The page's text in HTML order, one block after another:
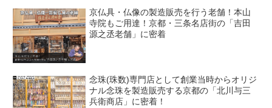
京仏具・仏像の製造販売を行う老舗！本山
寺院もご用達！京都・三条名店街の「吉田
源之丞老舗」に密着
念珠(珠数)専門店として創業当時からオリジ
ナル念珠を製造販売する京都の「北川与三
兵衛商店」に密着！